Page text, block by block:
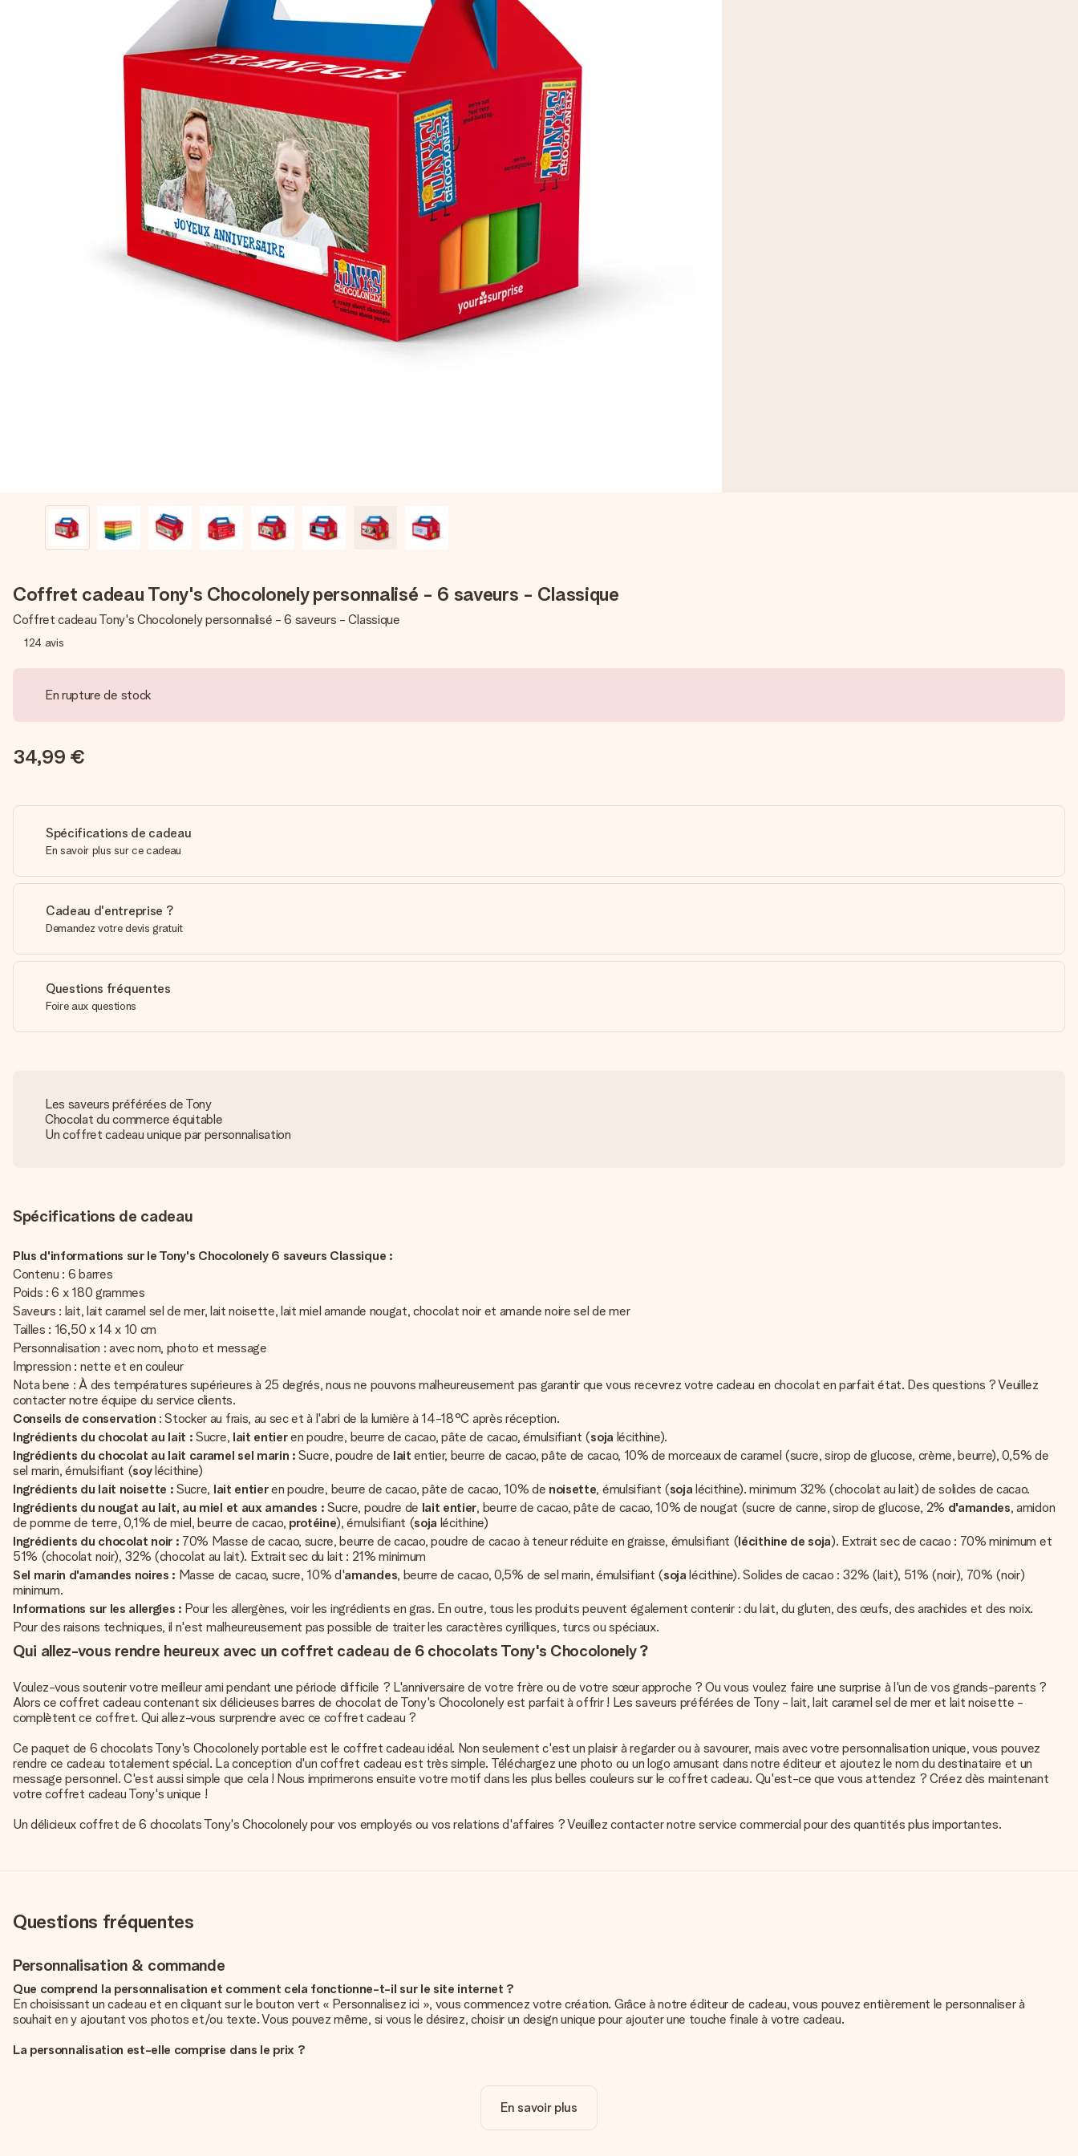
Coffret cadeau Tony's Chocolonely personnalisé - 6 saveurs - Classique
Coffret cadeau Tony's Chocolonely personnalisé - 6 saveurs - Classique
124 avis
En rupture de stock
34,99 €
Spécifications de cadeau
En savoir plus sur ce cadeau
Cadeau d'entreprise ?
Demandez votre devis gratuit
Questions fréquentes
Foire aux questions
Les saveurs préférées de Tony
Chocolat du commerce équitable
Un coffret cadeau unique par personnalisation
Spécifications de cadeau
Plus d'informations sur le Tony's Chocolonely 6 saveurs Classique :
Contenu : 6 barres
Poids : 6 x 180 grammes
Saveurs : lait, lait caramel sel de mer, lait noisette, lait miel amande nougat, chocolat noir et amande noire sel de mer
Tailles : 16,50 x 14 x 10 cm
Personnalisation : avec nom, photo et message
Impression : nette et en couleur
Nota bene : À des températures supérieures à 25 degrés, nous ne pouvons malheureusement pas garantir que vous recevrez votre cadeau en chocolat en parfait état. Des questions ? Veuillez
contacter notre équipe du service clients.
Conseils de conservation : Stocker au frais, au sec et à l'abri de la lumière à 14-18°C après réception.
Ingrédients du chocolat au lait :Sucre, lait entieren poudre, beurre de cacao, pâte de cacao, émulsifiant (soja lécithine).
Ingrédients du chocolat au lait caramel sel marin :Sucre, poudre de laitentier, beurre de cacao, pâte de cacao, 10% de morceaux de caramel (sucre, sirop de glucose, crème, beurre), 0,5% de
sel marin, émulsifiant (soylécithine)
Ingrédients du lait noisette : Sucre, lait entieren poudre, beurre de cacao, pâte de cacao, 10% de noisette, émulsifiant (soja lécithine). minimum 32% (chocolat au lait) de solides de cacao.
Ingrédients du nougat au lait, au miel et aux amandes :Sucre, poudre de lait entier, beurre de cacao, pâte de cacao, 10% de nougat (sucre de canne, sirop de glucose, 2% d'amandes, amidon
de pomme de terre, 0,1% de miel, beurre de cacao, protéine), émulsifiant (soja lécithine)
Ingrédients du chocolat noir : 70% Masse de cacao, sucre, beurre de cacao, poudre de cacao à teneur réduite en graisse, émulsifiant (lécithine de soja). Extrait sec de cacao : 70% minimum et
51% (chocolat noir), 32% (chocolat au lait). Extrait sec du lait : 21% minimum
Sel marin d'amandes noires : Masse de cacao, sucre, 10% d'amandes, beurre de cacao, 0,5% de sel marin, émulsifiant (soja lécithine). Solides de cacao : 32% (lait), 51% (noir), 70% (noir)
minimum.
Informations sur les allergies : Pour les allergènes, voir les ingrédients en gras. En outre, tous les produits peuvent également contenir : du lait, du gluten, des œufs, des arachides et des noix.
Pour des raisons techniques, il n'est malheureusement pas possible de traiter les caractères cyrilliques, turcs ou spéciaux.
Qui allez-vous rendre heureux avec un coffret cadeau de 6 chocolats Tony's Chocolonely ?
Voulez-vous soutenir votre meilleur ami pendant une période difficile ? L'anniversaire de votre frère ou de votre sœur approche ? Ou vous voulez faire une surprise à l'un de vos grands-parents ?
Alors ce coffret cadeau contenant six délicieuses barres de chocolat de Tony's Chocolonely est parfait à offrir ! Les saveurs préférées de Tony - lait, lait caramel sel de mer et lait noisette -
complètent ce coffret. Qui allez-vous surprendre avec ce coffret cadeau ?
Ce paquet de 6 chocolats Tony's Chocolonely portable est le coffret cadeau idéal. Non seulement c'est un plaisir à regarder ou à savourer, mais avec votre personnalisation unique, vous pouvez
rendre ce cadeau totalement spécial. La conception d'un coffret cadeau est très simple. Téléchargez une photo ou un logo amusant dans notre éditeur et ajoutez le nom du destinataire et un
message personnel. C'est aussi simple que cela ! Nous imprimerons ensuite votre motif dans les plus belles couleurs sur le coffret cadeau. Qu'est-ce que vous attendez ? Créez dès maintenant
votre coffret cadeau Tony's unique !
Un délicieux coffret de 6 chocolats Tony's Chocolonely pour vos employés ou vos relations d'affaires ? Veuillez contacter notre service commercial pour des quantités plus importantes.
Questions fréquentes
Personnalisation & commande
Que comprend la personnalisation et comment cela fonctionne-t-il sur le site internet ?
En choisissant un cadeau et en cliquant sur le bouton vert « Personnalisez ici », vous commencez votre création. Grâce à notre éditeur de cadeau, vous pouvez entièrement le personnaliser à
souhait en y ajoutant vos photos et/ou texte. Vous pouvez même, si vous le désirez, choisir un design unique pour ajouter une touche finale à votre cadeau.
La personnalisation est-elle comprise dans le prix ?
Nous voulons nous assurer que tu es entièrement satisfait de ton cadeau. C'est pourquoi il est important d'utiliser des photos de haute qualité. Si tu n'es pas sûr de la qualité de ton image,
contacte notre équipe du service clientèle et joins ta photo au cadeau que tu souhaites commander. Ils pourront alors vérifier la qualité pour toi !
En savoir plus